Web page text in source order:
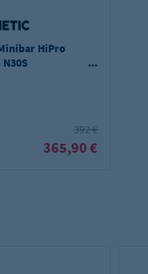
HiPro
392 €
365,90 €